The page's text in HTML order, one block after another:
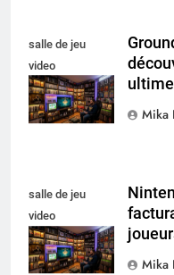
salle de jeu
video
collectionneur
Mika
salle de jeu
video
collectionneur
Mika